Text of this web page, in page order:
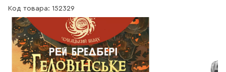
Код товара: 152329